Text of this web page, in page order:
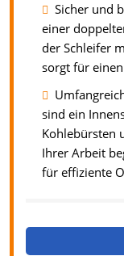
Sicher und
einer
der Schleifer
sorgt für
sind ein
Kohlebürsten
Ihrer Arbeit
für effiziente